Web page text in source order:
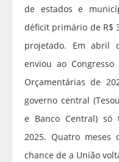
de estados e
déficit primário de R$
projetado. Em abril
enviou ao
Orçamentárias de
governo central
e Banco Central) só
2025. Quatro meses
chance de a União